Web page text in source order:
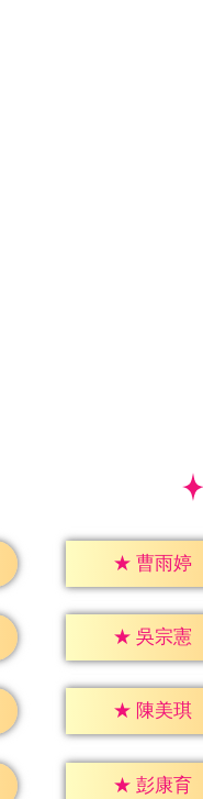
★ 曹雨婷
★ 吳宗憲
★ 陳美琪
★ 彭康育